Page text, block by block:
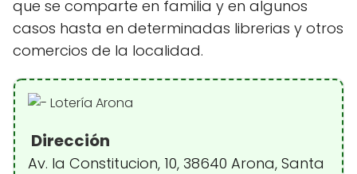
que se comparte en familia y en algunos
casos hasta en determinadas librerias y otros
comercios de la localidad.
Dirección
Av. la Constitucion, 10, 38640 Arona, Santa